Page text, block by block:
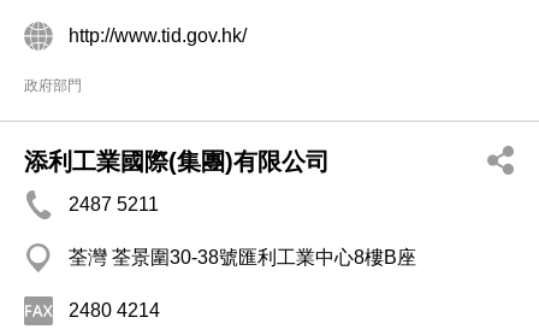
http://www.tid.gov.hk/
政府部門
添利工業國際(集團)有限公司
2487 5211
荃灣 荃景圍30-38號匯利工業中心8樓B座
2480 4214